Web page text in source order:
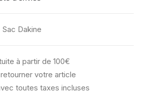
Sac Dakine
à partir de 100€
votre article
toutes taxes incluses